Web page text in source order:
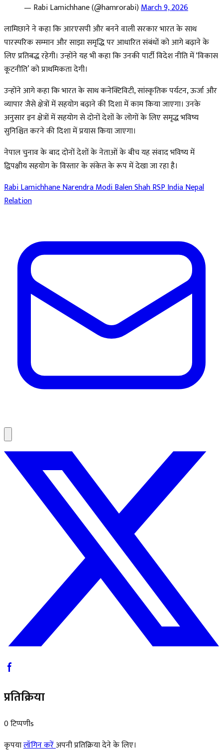
— Rabi Lamichhane (@hamrorabi)March 9, 2026
लामिछाने ने कहा कि आरएसपी और बनने वाली सरकार भारत के साथ
पारस्परिक सम्मान और साझा समृद्धि पर आधारित संबंधों को आगे बढ़ाने के
लिए प्रतिबद्ध रहेगी। उन्होंने यह भी कहा कि उनकी पार्टी विदेश नीति में ‘विकास
कूटनीति’ को प्राथमिकता देगी।
उन्होंने आगे कहा कि भारत के साथ कनेक्टिविटी, सांस्कृतिक पर्यटन, ऊर्जा और
व्यापार जैसे क्षेत्रों में सहयोग बढ़ाने की दिशा में काम किया जाएगा। उनके
अनुसार इन क्षेत्रों में सहयोग से दोनों देशों के लोगों के लिए समृद्ध भविष्य
सुनिश्चित करने की दिशा में प्रयास किया जाएगा।
नेपाल चुनाव के बाद दोनों देशों के नेताओं के बीच यह संवाद भविष्य में
द्विपक्षीय सहयोग के विस्तार के संकेत के रूप में देखा जा रहा है।
Rabi LamichhaneNarendra ModiBalen ShahRSPIndia Nepal
Relation
प्रतिक्रिया
0 टिप्पणीs
कृपयालॉगिन करेंअपनी प्रतिक्रिया देने के लिए।